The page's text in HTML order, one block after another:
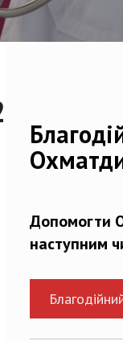
Допомогти
наступним